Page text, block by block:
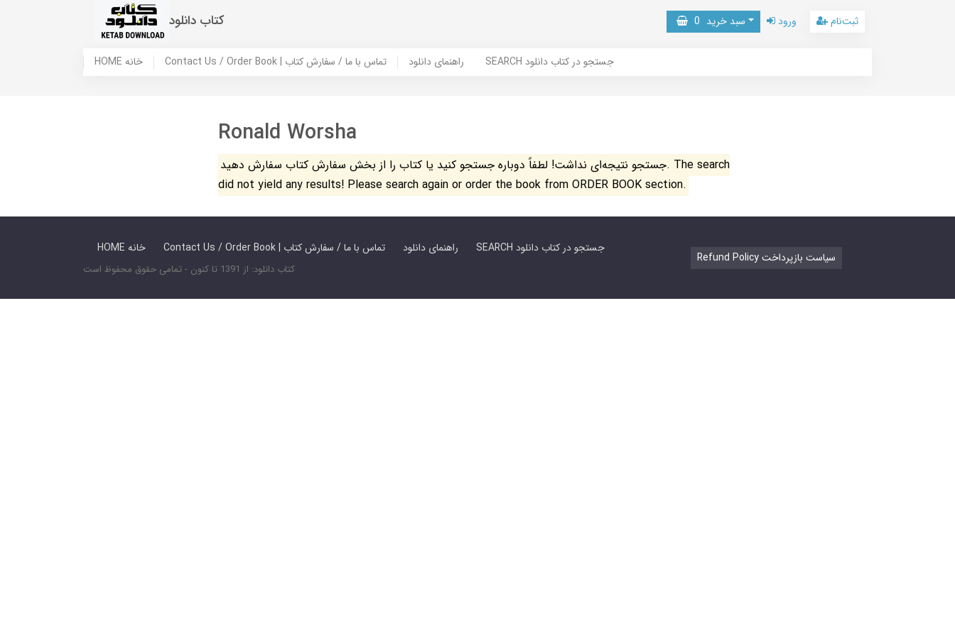
کتاب دانلود سبد خرید 0 ورود ثبت‌نام
HOME خانه Contact Us / Order Book | تماس با ما / سفارش کتاب راهنمای دانلود SEARCH جستجو در کتاب دانلود
Ronald Worsha
جستجو نتیجه‌ای نداشت! لطفاً دوباره جستجو کنید یا کتاب را از بخش سفارش کتاب سفارش دهید. The search
did not yield any results! Please search again or order the book from ORDER BOOK section.
HOME خانه Contact Us / Order Book | تماس با ما / سفارش کتاب راهنمای دانلود SEARCH جستجو در کتاب دانلود
کتاب دانلود: از 1391 تا کنون - تمامی حقوق محفوظ است
Refund Policy سیاست بازپرداخت